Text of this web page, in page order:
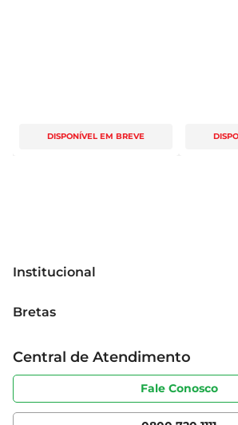
DISPONÍVEL EM BREVE
Institucional
Grupo Cencosud
Sobre privacidade
Portal do fornecedor
Cencosud Media
Bretas
Produtos Bretas
Código de ética
Serviços
Central de Atendimento
Fale Conosco